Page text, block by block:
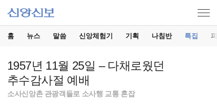
홈 뉴스 말씀 신앙체험기 기획 나침반 특집
1957년 11월 25일 – 다채로웠던
추수감사절 예배
소사신앙촌 관광객들로 소사행 교통 혼잡